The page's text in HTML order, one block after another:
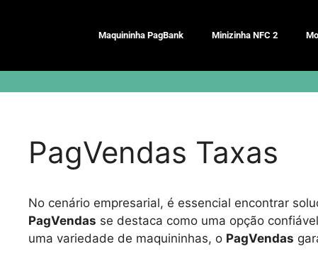
Maquininha PagBank Minizinha NFC 2
PagVendas Taxas
No cenário empresarial, é essencial encontrar
PagVendas se destaca como uma opção
uma variedade de maquininhas, o PagVendas